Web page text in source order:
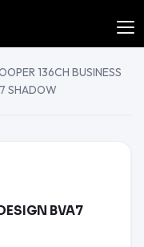
136CH BUSINESS
SHADOW
BVA7